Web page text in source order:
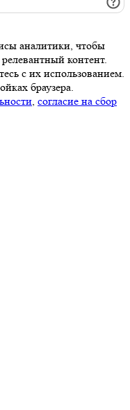
аналитики, чтобы
контент.
с их использованием.
браузера.
, согласие на сбор